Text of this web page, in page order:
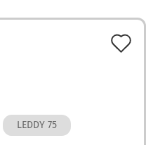
LEDDY 75